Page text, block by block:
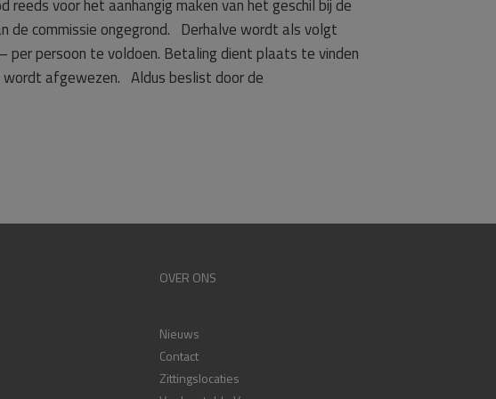
voor het aanhangig maken van het geschil bij de
de commissie ongegrond. Derhalve wordt als volgt
per persoon te voldoen. Betaling dient plaats te vinden
wordt afgewezen. Aldus beslist door de
OVER ONS
Nieuws
Contact
Zittingslocaties